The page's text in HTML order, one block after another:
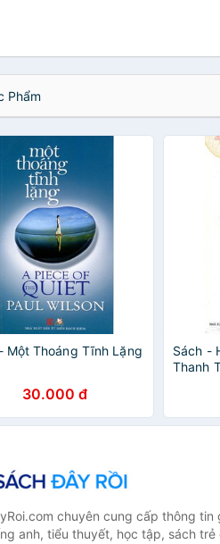
Phẩm
Một Thoáng Tĩnh Lặng
30.000 đ
Sách -
Thanh
chuyên cung cấp thông
anh, tiểu thuyết, học tập, sách